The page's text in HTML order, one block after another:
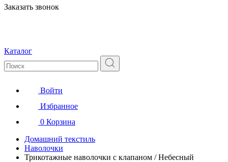
Заказать звонок
Каталог
Войти
Избранное
0 Корзина
Домашний текстиль
Наволочки
Трикотажные наволочки с клапаном / Небесный